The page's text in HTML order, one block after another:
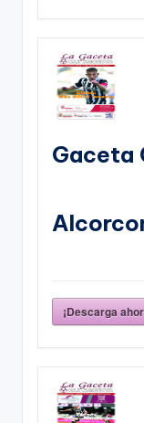
Gaceta
¡Descarga